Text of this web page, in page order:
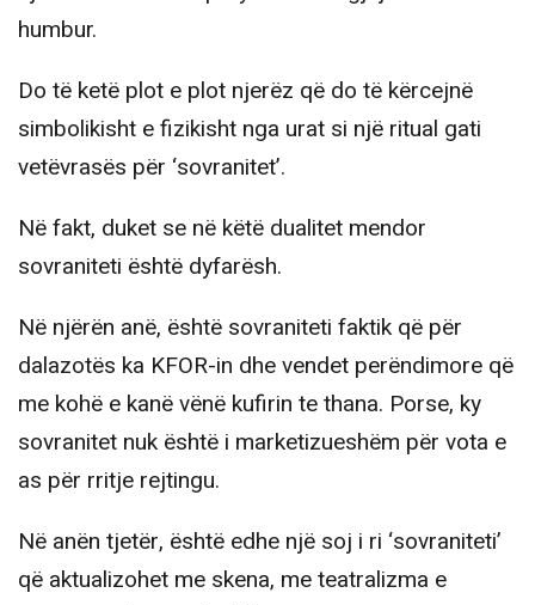
humbur.
Do të ketë plot e plot njerëz që do të kërcejnë
simbolikisht e fizikisht nga urat si një ritual gati
vetëvrasës për ‘sovranitet’.
Në fakt, duket se në këtë dualitet mendor
sovraniteti është dyfarësh.
Në njërën anë, është sovraniteti faktik që për
dalazotës ka KFOR-in dhe vendet perëndimore që
me kohë e kanë vënë kufirin te thana. Porse, ky
sovranitet nuk është i marketizueshëm për vota e
as për rritje rejtingu.
Në anën tjetër, është edhe një soj i ri ‘sovraniteti’
që aktualizohet me skena, me teatralizma e